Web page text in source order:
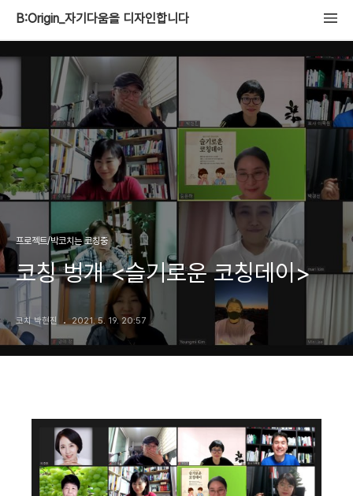
B:Origin_자기다움을 디자인합니다
프로젝트/박코치는 코칭중
코칭 벙개 <슬기로운 코칭데이>
코치 박현진 2021. 5. 19. 20:57